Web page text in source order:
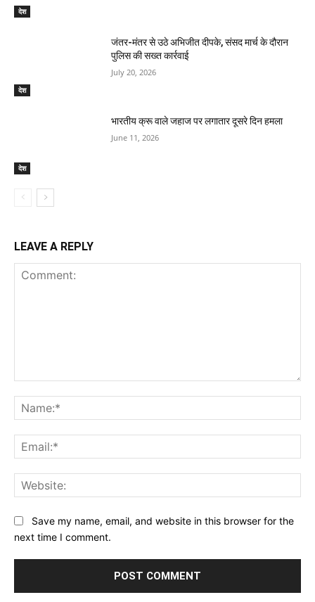
देश
देश
जंतर-मंतर से उठे अभिजीत दीपके, संसद मार्च के दौरान
पुलिस की सख्त कार्रवाई
July 20, 2026
देश
भारतीय क्रू वाले जहाज पर लगातार दूसरे दिन हमला
June 11, 2026
LEAVE A REPLY
Save my name, email, and website in this browser for the
next time I comment.